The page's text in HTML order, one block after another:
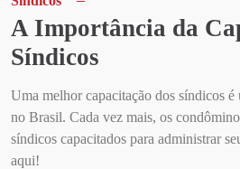
A Importância da
Síndicos
Uma melhor capacitação dos síndicos é
no Brasil. Cada vez mais, os
síndicos capacitados para administrar
aqui!